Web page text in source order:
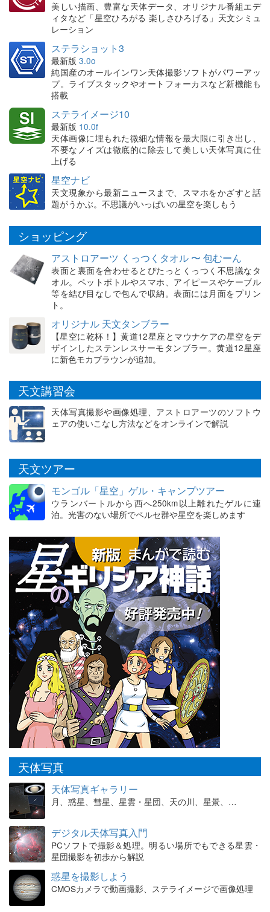
美しい描画、豊富な天体データ、オリジナル番組エデ
ィタなど「星空ひろがる 楽しさひろげる」天文シミュ
レーション
ステラショット3
最新版 3.0o
純国産のオールインワン天体撮影ソフトがパワーアッ
プ。ライブスタックやオートフォーカスなど新機能も
搭載
ステライメージ10
最新版 10.0f
天体画像に埋もれた微細な情報を最大限に引き出し、
不要なノイズは徹底的に除去して美しい天体写真に仕
上げる
星空ナビ
天文現象から最新ニュースまで、スマホをかざすと話
題がうかぶ。不思議がいっぱいの星空を楽しもう
ショッピング
アストロアーツ くっつくタオル 〜 包むーん
表面と裏面を合わせるとぴたっとくっつく不思議なタ
オル。ペットボトルやスマホ、アイピースやケーブル
等を結び目なしで包んで収納。表面には月面をプリン
ト。
オリジナル 天文タンブラー
【星空に乾杯！】黄道12星座とマウナケアの星空をデ
ザインしたステンレスサーモタンブラー。黄道12星座
に新色モカブラウンが追加。
天文講習会
天体写真撮影や画像処理、アストロアーツのソフトウ
ェアの使いこなし方法などをオンラインで解説
天文ツアー
モンゴル「星空」ゲル・キャンプツアー
ウランバートルから西へ250km以上離れたゲルに連
泊。光害のない場所でペルセ群や星空を楽しめます
天体写真
天体写真ギャラリー
月、惑星、彗星、星雲・星団、天の川、星景、…
デジタル天体写真入門
PCソフトで撮影＆処理。明るい場所でもできる星雲・
星団撮影を初歩から解説
惑星を撮影しよう
CMOSカメラで動画撮影、ステライメージで画像処理